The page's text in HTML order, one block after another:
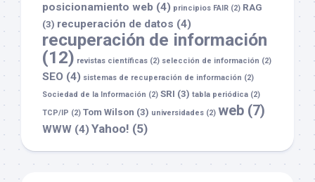
posicionamiento web (4) principios FAIR (2) RAG
(3) recuperación de datos (4)
recuperación de información
(12) revistas científicas (2) selección de información (2)
SEO (4) sistemas de recuperación de información (2)
Sociedad de la Información (2) SRI (3) tabla periódica (2)
TCP/IP (2) Tom Wilson (3) universidades (2) web (7)
WWW (4)Yahoo! (5)